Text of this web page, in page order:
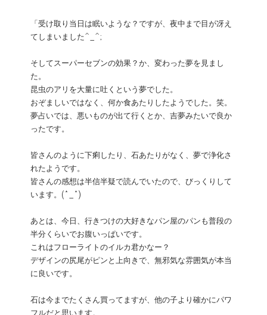
「受け取り当日は眠いような？ですが、夜中まで目が冴え
てしまいました^_^;
そしてスーパーセブンの効果？か、変わった夢を見まし
た。
昆虫のアリを大量に吐くという夢でした。
おぞましいではなく、何か食あたりしたようでした。笑。
夢占いでは、悪いものが出て行くとか、吉夢みたいで良か
ったです。
皆さんのように下痢したり、石あたりがなく、夢で浄化さ
れたようです。
皆さんの感想は半信半疑で読んでいたので、びっくりして
います。(*_*)
あとは、今日、行きつけの大好きなパン屋のパンも普段の
半分くらいでお腹いっぱいです。
これはフローライトのイルカ君かなー？
デザインの尻尾がピンと上向きで、無邪気な雰囲気が本当
に良いです。
石は今までたくさん買ってますが、他の子より確かにパワ
フルだと思います。